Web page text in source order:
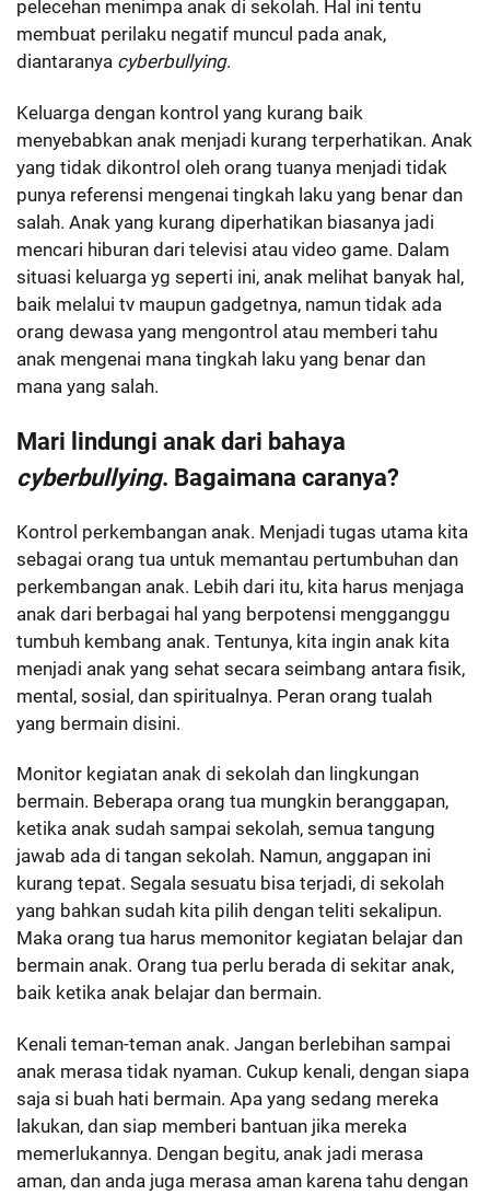
pelecehan menimpa anak di sekolah. Hal ini tentu
membuat perilaku negatif muncul pada anak,
diantaranya cyberbullying.
Keluarga dengan kontrol yang kurang baik
menyebabkan anak menjadi kurang terperhatikan. Anak
yang tidak dikontrol oleh orang tuanya menjadi tidak
punya referensi mengenai tingkah laku yang benar dan
salah. Anak yang kurang diperhatikan biasanya jadi
mencari hiburan dari televisi atau video game. Dalam
situasi keluarga yg seperti ini, anak melihat banyak hal,
baik melalui tv maupun gadgetnya, namun tidak ada
orang dewasa yang mengontrol atau memberi tahu
anak mengenai mana tingkah laku yang benar dan
mana yang salah.
Mari lindungi anak dari bahaya
cyberbullying. Bagaimana caranya?
Kontrol perkembangan anak. Menjadi tugas utama kita
sebagai orang tua untuk memantau pertumbuhan dan
perkembangan anak. Lebih dari itu, kita harus menjaga
anak dari berbagai hal yang berpotensi mengganggu
tumbuh kembang anak. Tentunya, kita ingin anak kita
menjadi anak yang sehat secara seimbang antara fisik,
mental, sosial, dan spiritualnya. Peran orang tualah
yang bermain disini.
Monitor kegiatan anak di sekolah dan lingkungan
bermain. Beberapa orang tua mungkin beranggapan,
ketika anak sudah sampai sekolah, semua tangung
jawab ada di tangan sekolah. Namun, anggapan ini
kurang tepat. Segala sesuatu bisa terjadi, di sekolah
yang bahkan sudah kita pilih dengan teliti sekalipun.
Maka orang tua harus memonitor kegiatan belajar dan
bermain anak. Orang tua perlu berada di sekitar anak,
baik ketika anak belajar dan bermain.
Kenali teman-teman anak. Jangan berlebihan sampai
anak merasa tidak nyaman. Cukup kenali, dengan siapa
saja si buah hati bermain. Apa yang sedang mereka
lakukan, dan siap memberi bantuan jika mereka
memerlukannya. Dengan begitu, anak jadi merasa
aman, dan anda juga merasa aman karena tahu dengan